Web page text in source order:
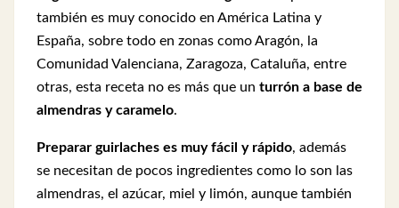
también es muy conocido en América Latina y
España, sobre todo en zonas como Aragón, la
Comunidad Valenciana, Zaragoza, Cataluña, entre
otras, esta receta no es más que un turrón a base de
almendras y caramelo.
Preparar guirlaches es muy fácil y rápido, además
se necesitan de pocos ingredientes como lo son las
almendras, el azúcar, miel y limón, aunque también